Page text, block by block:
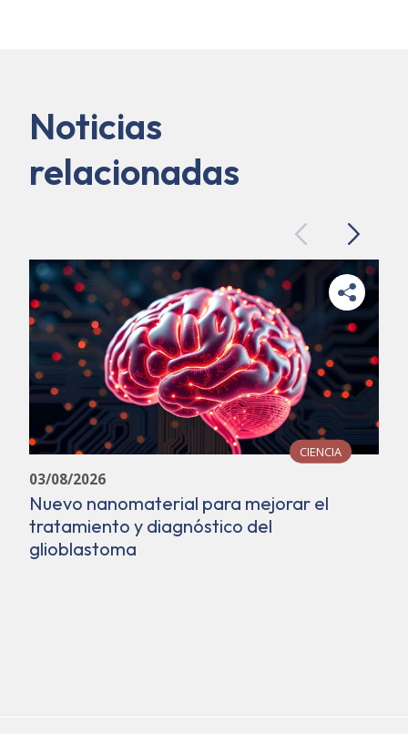
Noticias
relacionadas
PreviousNext
CIENCIA
03/08/2026
Nuevo nanomaterial para mejorar el
tratamiento y diagnóstico del
glioblastoma